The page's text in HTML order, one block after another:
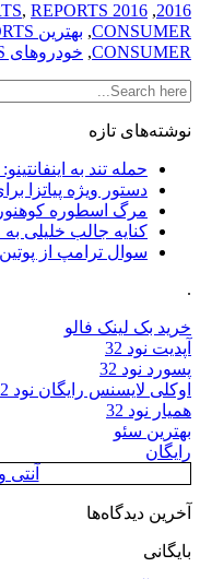
2016
,
2016 CONSUMER
, REPORTS به
CONSUMER
, بهترین REPORTS
CONSUMER
, خودرو‌های REPORTS
نوشته‌های تازه
حمله تند به
دستور ویژه پیاتزا
مرگ اسطوره
کنایه جالب خلیلی
سوال ترامپ از پوتین
.
خرید بک لینک فالو
آپدیت نود 32
پسورد نود 32
اوکلی لایسنس رایگان نود 32
همیار نود 32
بهترین سئو
رایگان
آخرین دیدگاه‌ها
بایگانی